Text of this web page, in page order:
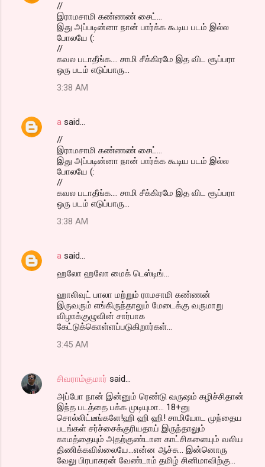
//
இராமசாமி கண்ணண் சைட்...
இது அப்படின்னா நான் பார்க்க கூடிய படம் இல்ல
போலயே (:
//
கவல படாதீங்க.... சாமி சீக்கிரமே இத விட சூப்பரா
ஒரு படம் எடுப்பாரு...
3:38 AM
a said…
//
இராமசாமி கண்ணண் சைட்...
இது அப்படின்னா நான் பார்க்க கூடிய படம் இல்ல
போலயே (:
//
கவல படாதீங்க.... சாமி சீக்கிரமே இத விட சூப்பரா
ஒரு படம் எடுப்பாரு...
3:38 AM
a said…
ஹலோ ஹலோ மைக் டெஸ்டிங்...
ஹாலிவுட் பாலா மற்றும் ராமசாமி கண்ணன்
இருவரும் எங்கிருந்தாலும் மேடைக்கு வருமாறு
விழாக்குழுவின் சார்பாக
கேட்டுக்கொள்ளப்படுகிறார்கள்...
3:45 AM
சிவராம்குமார் said…
அப்போ நான் இன்னும் ரெண்டு வருஷம் கழிச்சிதான்
இந்த படத்தை பக்க முடியுமா... 18+னு
சொல்லிட்டீங்களே!ஹி ஹி ஹி! சாமியோட முந்தைய
படங்கள் சர்ச்சைக்குரியதாய் இருந்தாலும்
காமத்தையும் அதற்குண்டான காட்சிகளையும் வலிய
திணிக்கவில்லையே...என்ன ஆச்சு... இன்னொரு
வேலு பிரபாகரன் வேண்டாம் தமிழ் சினிமாவிற்கு...